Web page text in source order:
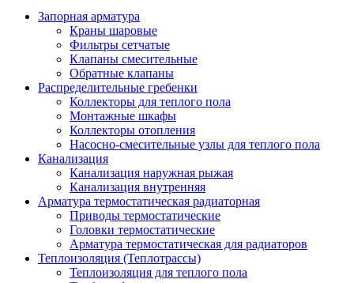
Запорная арматура
Краны шаровые
Фильтры сетчатые
Клапаны смесительные
Обратные клапаны
Распределительные гребенки
Коллекторы для теплого пола
Монтажные шкафы
Коллекторы отопления
Насосно-смесительные узлы для теплого пола
Канализация
Канализация наружная рыжая
Канализация внутренняя
Арматура термостатическая радиаторная
Приводы термостатические
Головки термостатические
Арматура термостатическая для радиаторов
Теплоизоляция (Теплотрассы)
Теплоизоляция для теплого пола